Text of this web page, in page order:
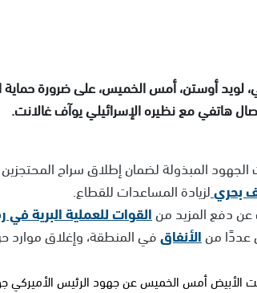
لويد أوستن، أمس الخميس، على ضرورة
هاتفي مع نظيره الإسرائيلي يوآف غالانت.
المبذولة لضمان إطلاق سراح
بحريلزيادة المساعدات للقطاع.
عن دفع المزيد منالقوات للعملية البرية في
عددًا منالأنفاقفي المنطقة، وإغلاق موارد
الأبيض أمس الخميس عن جهود الرئيس الأميركي